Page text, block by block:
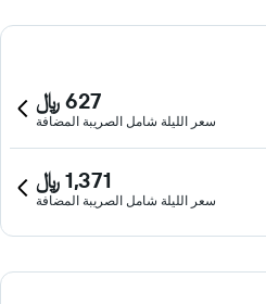
627 ﷼
سعر الليلة شامل الصريبة المضافة
1,371 ﷼
سعر الليلة شامل الصريبة المضافة